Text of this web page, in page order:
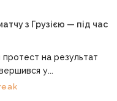
з Грузією — під час
протест на результат
у...